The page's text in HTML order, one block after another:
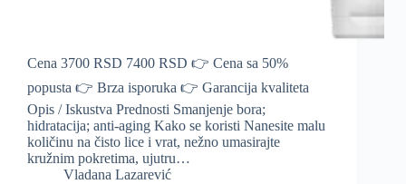
Cena 3700 RSD 7400 RSD 👉 Cena sa 50%
popusta 👉 Brza isporuka 👉 Garancija kvaliteta
Opis / Iskustva Prednosti Smanjenje bora;
hidratacija; anti-aging Kako se koristi Nanesite malu
količinu na čisto lice i vrat, nežno umasirajte
kružnim pokretima, ujutru…
Vladana Lazarević